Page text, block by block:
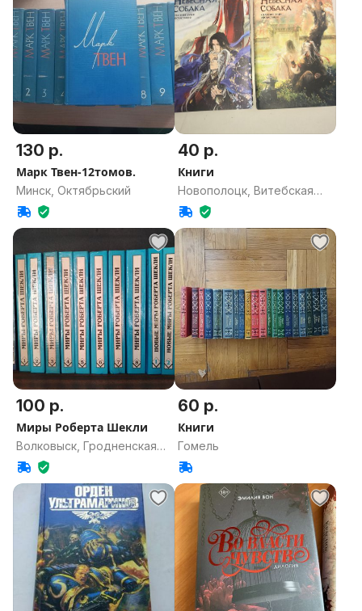
130 р.
Марк Твен-12томов.
Минск, Октябрьский
40 р.
Книги
Новополоцк, Витебская
область
100 р.
Миры Роберта Шекли
Волковыск, Гродненская
область
60 р.
Книги
Гомель